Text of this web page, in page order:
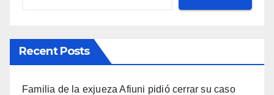
Recent Posts
Familia de la exjueza Afiuni pidió cerrar su caso